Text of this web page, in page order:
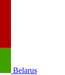
Belarus